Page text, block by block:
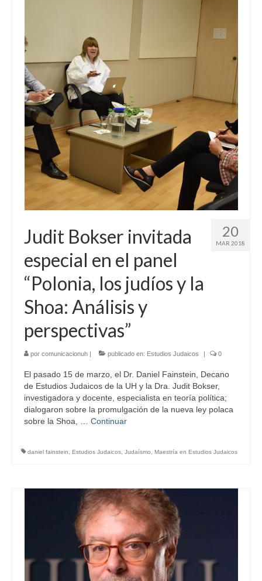
20
MAR 2018
Judit Bokser invitada
especial en el panel
“Polonia, los judíos y la
Shoa: Análisis y
perspectivas”
por comunicacionuh | publicado en: Estudios Judaicos | 0
El pasado 15 de marzo, el Dr. Daniel Fainstein, Decano
de Estudios Judaicos de la UH y la Dra. Judit Bokser,
investigadora y docente, especialista en teoría política;
dialogaron sobre la promulgación de la nueva ley polaca
sobre la Shoa, … Continuar
daniel fainstein Estudios Judaicos Judaísmo Maestría en Estudios Judaicos